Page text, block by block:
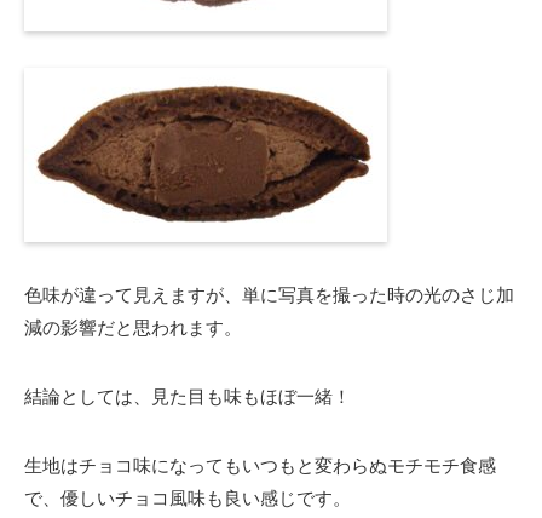
色味が違って見えますが、単に写真を撮った時の光のさじ加
減の影響だと思われます。
結論としては、見た目も味もほぼ一緒！
生地はチョコ味になってもいつもと変わらぬモチモチ食感
で、優しいチョコ風味も良い感じです。